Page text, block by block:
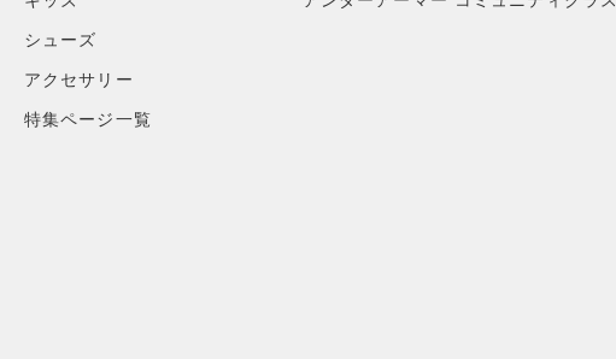
シューズ
アクセサリー
特集ページ一覧